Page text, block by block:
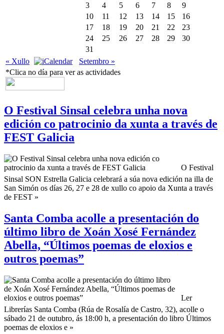
3 4 5 6 7 8
9
10
11 12 13 14 15
16
17
18 19 20 21 22
23
24
25 26 27 28 29
30
31
« Xullo
Setembro »
*Clica no día para ver as actividades
O Festival Sinsal celebra unha nova
edición co patrocinio da xunta a través de
FEST Galicia
O Festival
Sinsal SON Estrella Galicia celebrará a súa nova edición na illa de
San Simón os días 26, 27 e 28 de xullo co apoio da Xunta a través
de FEST »
Santa Comba acolle a presentación do
último libro de Xoán Xosé Fernández
Abella, “Últimos poemas de eloxios e
outros poemas”
Ler
Librerías Santa Comba (Rúa de Rosalía de Castro, 32), acolle o
sábado 21 de outubro, ás 18:00 h, a presentación do libro Últimos
poemas de eloxios e »